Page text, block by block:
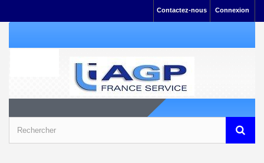
Connexion
Contactez-nous